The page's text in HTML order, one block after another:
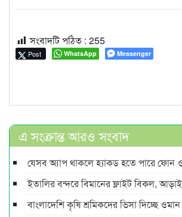
সংবাদটি পঠিত : 255
Post WhatsApp Messenger
এ সংক্রান্ত আরও সংবাদ
যেসব অ্যাপ থাকলে হ্যাকড হতে পারে ফোন
ইতালির বন্দরে বিমানের ফ্লাইট বিকল,
বাংলাদেশি কৃষি শ্রমিকদের ভিসা দিচ্ছে ওমান